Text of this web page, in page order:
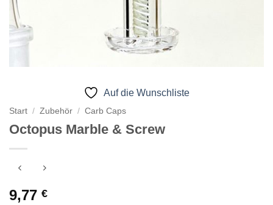
Auf die Wunschliste
Start / Zubehör / Carb Caps
Octopus Marble & Screw
9,77 €